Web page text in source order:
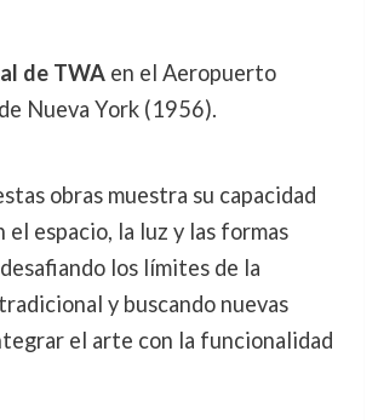
de TWAen el Aeropuerto
Nueva York (1956).
obras muestra su capacidad
el espacio, la luz y las formas
los límites de la
y buscando nuevas
el arte con la funcionalidad